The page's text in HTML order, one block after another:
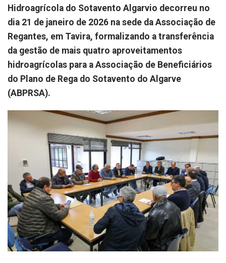
Hidroagrícola do Sotavento Algarvio decorreu no
dia 21 de janeiro de 2026 na sede da Associação de
Regantes, em Tavira, formalizando a transferência
da gestão de mais quatro aproveitamentos
hidroagrícolas para a Associação de Beneficiários
do Plano de Rega do Sotavento do Algarve
(ABPRSA).